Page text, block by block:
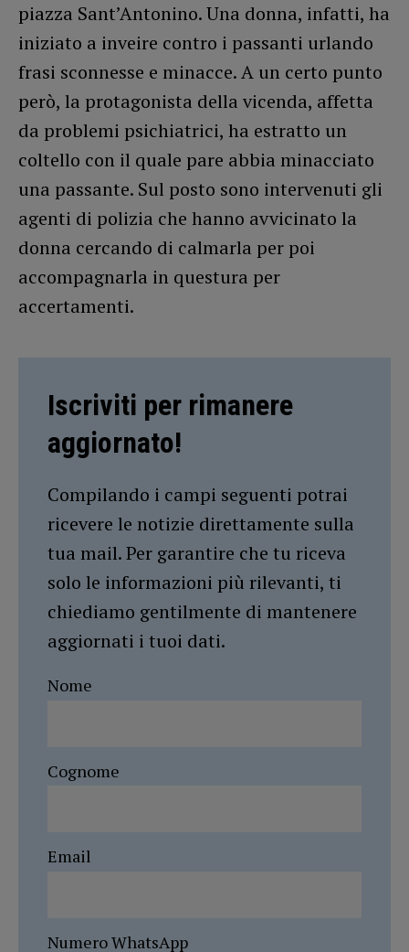
piazza Sant’Antonino. Una donna, infatti, ha
iniziato a inveire contro i passanti urlando
frasi sconnesse e minacce. A un certo punto
però, la protagonista della vicenda, affetta
da problemi psichiatrici, ha estratto un
coltello con il quale pare abbia minacciato
una passante. Sul posto sono intervenuti gli
agenti di polizia che hanno avvicinato la
donna cercando di calmarla per poi
accompagnarla in questura per
accertamenti.
Iscriviti per rimanere
aggiornato!
Compilando i campi seguenti potrai
ricevere le notizie direttamente sulla
tua mail. Per garantire che tu riceva
solo le informazioni più rilevanti, ti
chiediamo gentilmente di mantenere
aggiornati i tuoi dati.
Nome
Cognome
Email
Numero WhatsApp